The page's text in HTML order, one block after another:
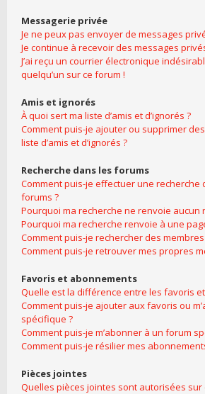
Messagerie privée
Je ne peux pas envoyer de messages
Je continue à recevoir des messages
J’ai reçu un courrier électronique
quelqu’un sur ce forum !
Amis et ignorés
À quoi sert ma liste d’amis et d’ignorés ?
Comment puis-je ajouter ou supprimer
liste d’amis et d’ignorés ?
Recherche dans les forums
Comment puis-je effectuer une recherche
forums ?
Pourquoi ma recherche ne renvoie aucun
Pourquoi ma recherche renvoie à une
Comment puis-je rechercher des membres
Comment puis-je retrouver mes propres
Favoris et abonnements
Quelle est la différence entre les favoris
Comment puis-je ajouter aux favoris ou
spécifique ?
Comment puis-je m’abonner à un forum
Comment puis-je résilier mes
Pièces jointes
Quelles pièces jointes sont autorisées sur